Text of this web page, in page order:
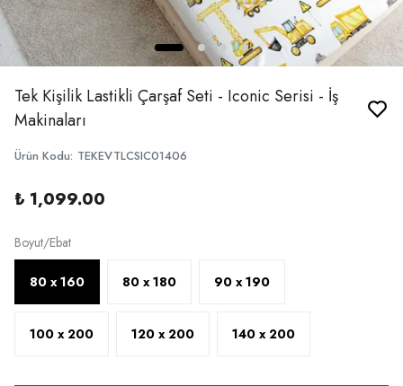
Tek Kişilik Lastikli Çarşaf Seti - Iconic Serisi - İş
Makinaları
Ürün Kodu: TEKEVTLCSIC01406
₺ 1,099.00
Boyut/Ebat
80 x 160 80 x 180 90 x 190
100 x 200 120 x 200 140 x 200